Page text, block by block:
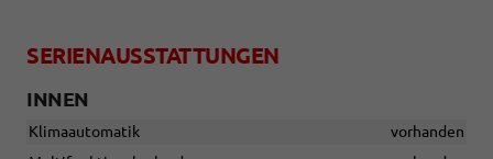
SERIENAUSSTATTUNGEN
INNEN
Klimaautomatik
vorhanden